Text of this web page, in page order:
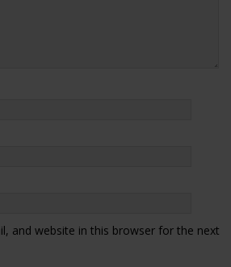
and website in this browser for the next